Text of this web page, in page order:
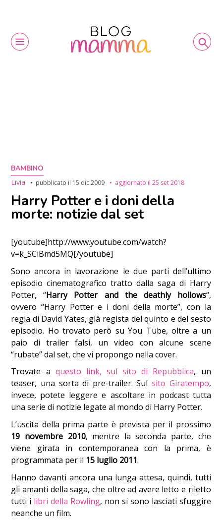
BAMBINO
Livia
pubblicato il 15 dic 2009 aggiornato il25 set 2018
Harry Potter e i doni della
morte: notizie dal set
[youtube]http://www.youtube.com/watch?
v=k_SCiBmd5MQ[/youtube]
Sono ancora in lavorazione le due parti dell’ultimo
episodio cinematografico tratto dalla saga di Harry
Potter, “Harry Potter and the deathly hollows“,
ovvero “Harry Potter e i doni della morte”, con la
regia di David Yates, già regista del quinto e del sesto
episodio. Ho trovato però su You Tube, oltre a un
paio di trailer falsi, un video con alcune scene
“rubate” dal set,che vi propongo nella cover.
Trovate a questo link, sul sito di Repubblica, un
teaser, una sorta di pre-trailer. Sul sito Giratempo,
invece, potete leggere e ascoltare in podcast tutta
una serie di notizie legate al mondo di Harry Potter.
L’uscita della prima parte è prevista per il prossimo
19 novembre 2010, mentre la seconda parte, che
viene girata in contemporanea con la prima, è
programmata per il 15 luglio 2011.
Hanno davanti ancora una lunga attesa, quindi, tutti
gli amanti della saga, che oltre ad avere letto e riletto
tutti i libri della Rowling, non si sono lasciati sfuggire
neanche un film.